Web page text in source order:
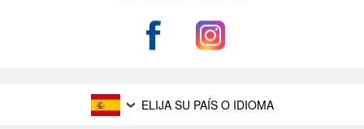
ELIJA SU PAÍS O IDIOMA